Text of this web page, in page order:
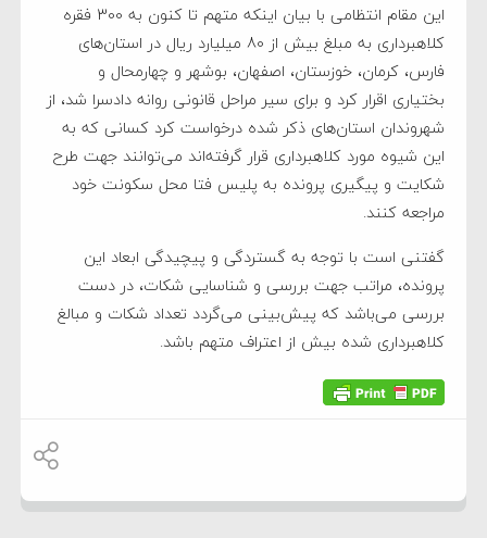
این مقام انتظامی با بیان اینکه متهم تا کنون به 300 فقره
کلاهبرداری به مبلغ بیش از 80 میلیارد ریال در استان‌های
فارس، کرمان، خوزستان، اصفهان، بوشهر و چهارمحال و
بختیاری اقرار کرد و برای سیر مراحل قانونی روانه دادسرا شد، از
شهروندان استان‌های ذکر شده درخواست کرد کسانی که به
این شیوه مورد کلاهبرداری قرار گرفته‌اند می‌توانند جهت طرح
شکایت و پیگیری پرونده به پلیس فتا محل سکونت خود
مراجعه کنند.
گفتنی است با توجه به گستردگی و پیچیدگی ابعاد این
پرونده‌، مراتب جهت بررسی و شناسایی شکات، در دست
بررسی می‌باشد که پیش‌بینی می‌گردد تعداد شکات و مبالغ
کلاهبرداری شده بیش از اعتراف متهم باشد.